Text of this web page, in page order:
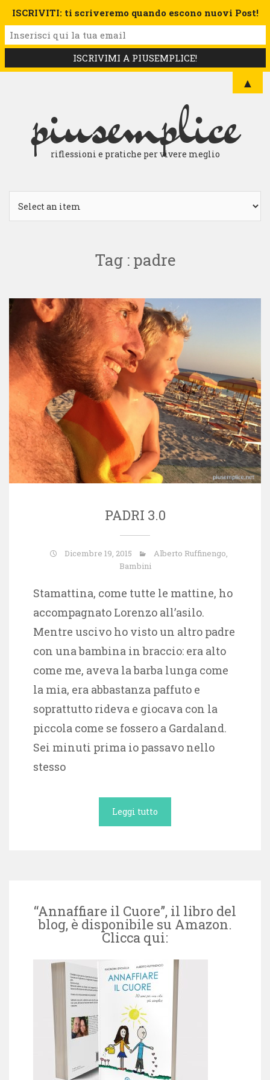
piusemplice
riflessioni e pratiche per vivere meglio
Tag : padre
PADRI 3.0
Dicembre 19, 2015 Alberto Ruffinengo,
Bambini
Stamattina, come tutte le mattine, ho
accompagnato Lorenzo all’asilo.
Mentre uscivo ho visto un altro padre
con una bambina in braccio: era alto
come me, aveva la barba lunga come
la mia, era abbastanza paffuto e
soprattutto rideva e giocava con la
piccola come se fossero a Gardaland.
Sei minuti prima io passavo nello
stesso
Leggi tutto
“Annaffiare il Cuore”, il libro del
blog, è disponibile su Amazon.
Clicca qui:
ISCRIVITI: ti scriveremo quando escono nuovi Post!
▲